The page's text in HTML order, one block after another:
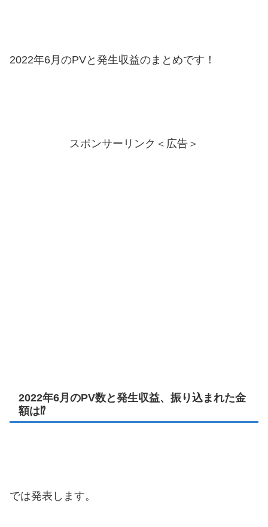
2022年6月のPVと発生収益のまとめです！
スポンサーリンク＜広告＞
2022年6月のPV数と発生収益、振り込まれた金
額は⁉
では発表します。